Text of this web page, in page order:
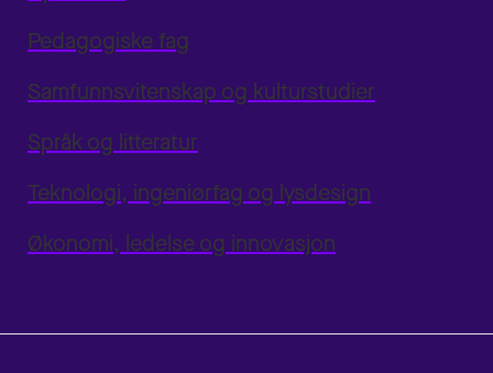
Pedagogiske fag
Samfunnsvitenskap og kulturstudier
Språk og litteratur
Teknologi, ingeniørfag og lysdesign
Økonomi, ledelse og innovasjon